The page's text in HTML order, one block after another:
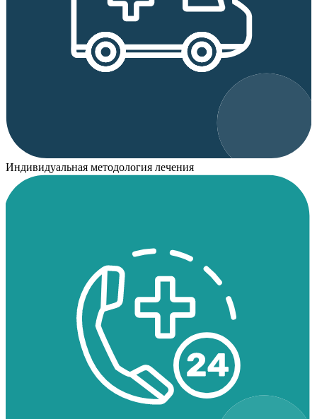
Индивидуальная методология лечения